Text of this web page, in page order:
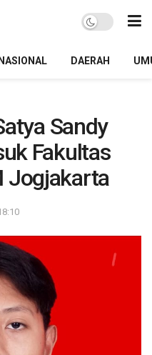
NASIONAL DAERAH
Sandy
Fakultas
Jogjakarta